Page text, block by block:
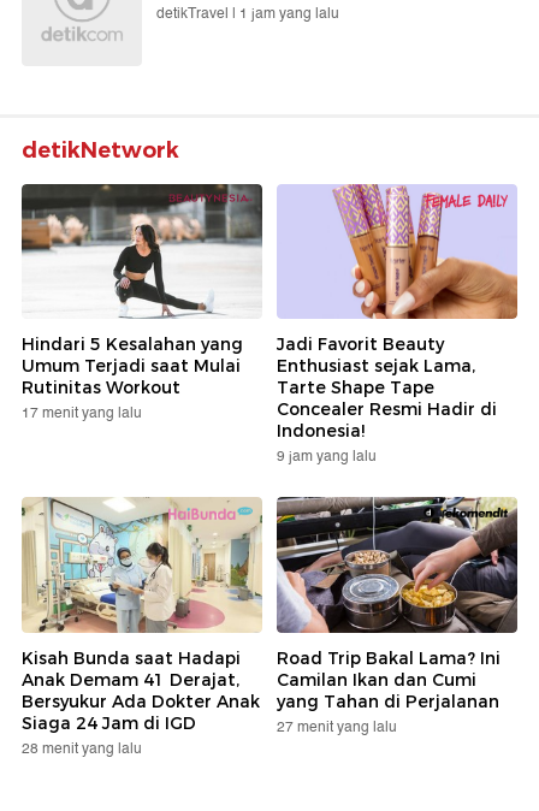
detikTravel | 1 jam yang lalu
detikNetwork
Hindari 5 Kesalahan yang
Umum Terjadi saat Mulai
Rutinitas Workout
17 menit yang lalu
Jadi Favorit Beauty
Enthusiast sejak Lama,
Tarte Shape Tape
Concealer Resmi Hadir di
Indonesia!
9 jam yang lalu
Kisah Bunda saat Hadapi
Anak Demam 41 Derajat,
Bersyukur Ada Dokter Anak
Siaga 24 Jam di IGD
28 menit yang lalu
Road Trip Bakal Lama? Ini
Camilan Ikan dan Cumi
yang Tahan di Perjalanan
27 menit yang lalu